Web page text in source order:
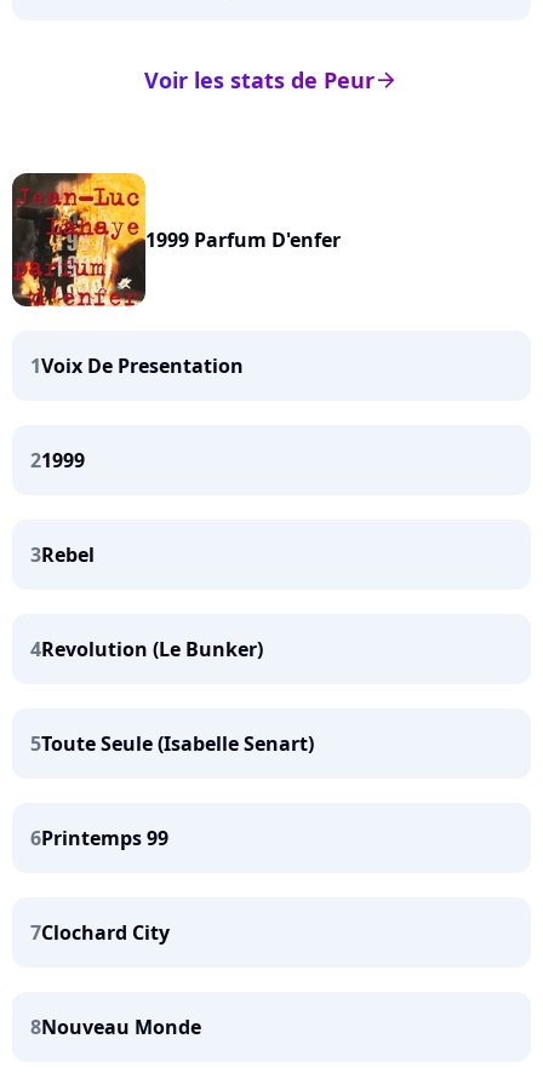
arrow_right
Voir les stats de Peur
1999 Parfum D'enfer
1Voix De Presentation
21999
3Rebel
4Revolution (Le Bunker)
5Toute Seule (Isabelle Senart)
6Printemps 99
7Clochard City
8Nouveau Monde